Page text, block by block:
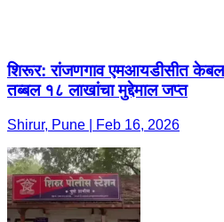
शिरूर: रांजणगाव एमआयडीसीत केबल
तब्बल १८ लाखांचा मुद्देमाल जप्त
Shirur, Pune | Feb 16, 2026